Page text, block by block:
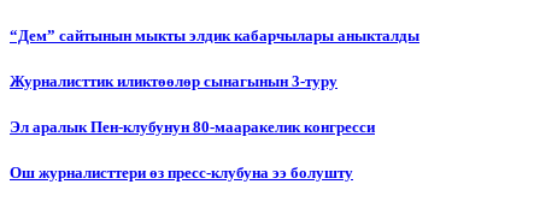
“Дем” сайтынын мыкты элдик кабарчылары аныкталды
Журналисттик иликтөөлөр сынагынын 3-туру
Эл аралык Пен-клубунун 80-мааракелик конгресси
Ош журналисттери өз пресс-клубуна ээ болушту